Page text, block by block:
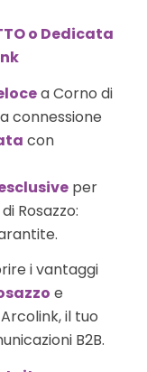
o Dedicata
a Corno di
connessione
con
per
Rosazzo:
i vantaggi
e
il tuo
B2B.